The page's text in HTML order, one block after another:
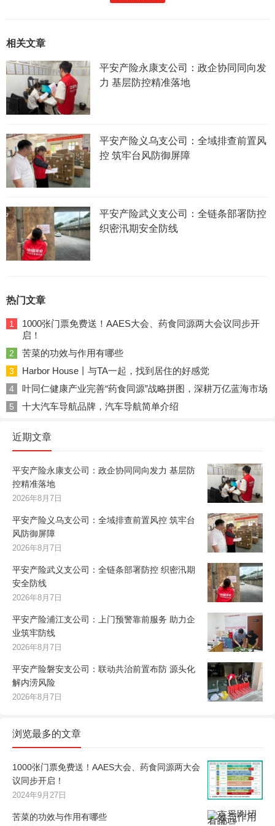
相关文章
平安产险永康支公司：政企协同同向发
力 基层防控精准落地
平安产险义乌支公司：全域排查前置风
控 筑牢台风防御屏障
平安产险武义支公司：全链条部署防控
织密汛期安全防线
热门文章
1
1000张门票免费送！AAES大会、药食同源两大会议同步开
启！
2 苦菜的功效与作用有哪些
3 Harbor House丨与TA一起，找到居住的好感觉
4 叶同仁健康产业完善“药食同源”战略拼图，深耕万亿蓝海市场
5 十大汽车导航品牌，汽车导航简单介绍
近期文章
平安产险永康支公司：政企协同同向发力 基层防
控精准落地
2026年8月7日
平安产险义乌支公司：全域排查前置风控 筑牢台
风防御屏障
2026年8月7日
平安产险武义支公司：全链条部署防控 织密汛期
安全防线
2026年8月7日
平安产险浦江支公司：上门预警靠前服务 助力企
业筑牢防线
2026年8月7日
平安产险磐安支公司：联动共治前置布防 源头化
解内涝风险
2026年8月7日
浏览最多的文章
1000张门票免费送！AAES大会、药食同源两大会
议同步开启！
2024年9月27日
苦菜的功效与作用有哪些